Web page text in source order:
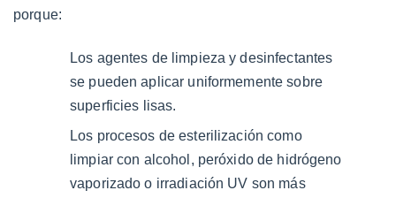
normativo
Beneficios
estéticos
operativos
porque:
Los agentes de limpieza y desinfectantes
se pueden aplicar uniformemente sobre
superficies lisas.
Los procesos de esterilización como
limpiar con alcohol, peróxido de hidrógeno
vaporizado o irradiación UV son más